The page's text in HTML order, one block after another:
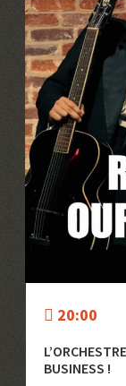
20:00
BUSINESS !